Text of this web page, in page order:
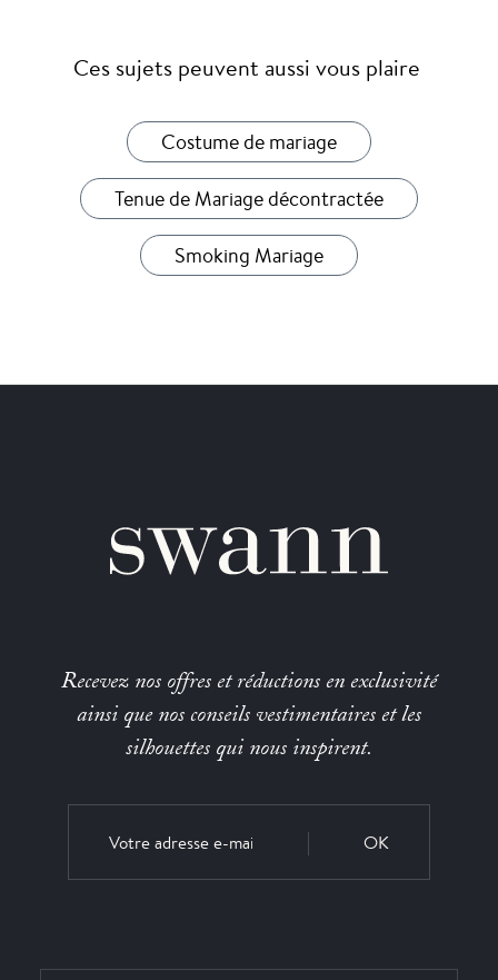
Ces sujets peuvent aussi vous plaire
Costume de mariage
Tenue de Mariage décontractée
Smoking Mariage
Recevez nos offres et réductions en exclusivité
ainsi que nos conseils vestimentaires et les
silhouettes qui nous inspirent.
OK